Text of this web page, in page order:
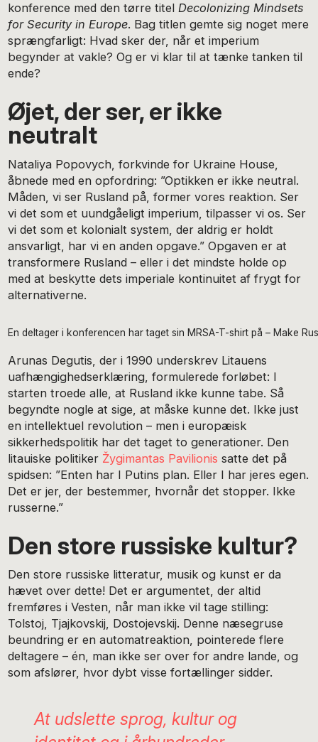
konference med den tørre titelDecolonizing Mindsets
for Security in Europe. Bag titlen gemte sig noget mere
sprængfarligt: Hvad sker der, når et imperium
begynder at vakle? Og er vi klar til at tænke tanken til
ende?
Øjet, der ser, er ikke
neutralt
Nataliya Popovych, forkvinde for Ukraine House,
åbnede med en opfordring: ”Optikken er ikke neutral.
Måden, vi ser Rusland på, former vores reaktion. Ser
vi det som et uundgåeligt imperium, tilpasser vi os. Ser
vi det som et kolonialt system, der aldrig er holdt
ansvarligt, har vi en anden opgave.” Opgaven er at
transformere Rusland – eller i det mindste holde op
med at beskytte dets imperiale kontinuitet af frygt for
alternativerne.
En deltager i konferencen har taget sin MRSA-T-shirt på – Make
Arunas Degutis, der i 1990 underskrev Litauens
uafhængighedserklæring, formulerede forløbet: I
starten troede alle, at Rusland ikke kunne tabe. Så
begyndte nogle at sige, at måske kunne det. Ikke just
en intellektuel revolution – men i europæisk
sikkerhedspolitik har det taget to generationer. Den
litauiske politiker Žygimantas Pavilionis satte det på
spidsen: ”Enten har I Putins plan. Eller I har jeres egen.
Det er jer, der bestemmer, hvornår det stopper. Ikke
russerne.”
Den store russiske kultur?
Den store russiske litteratur, musik og kunst er da
hævet over dette! Det er argumentet, der altid
fremføres i Vesten, når man ikke vil tage stilling:
Tolstoj, Tjajkovskij, Dostojevskij. Denne næsegruse
beundring er en automatreaktion, pointerede flere
deltagere – én, man ikke ser over for andre lande, og
som afslører, hvor dybt visse fortællinger sidder.
At udslette sprog, kultur og